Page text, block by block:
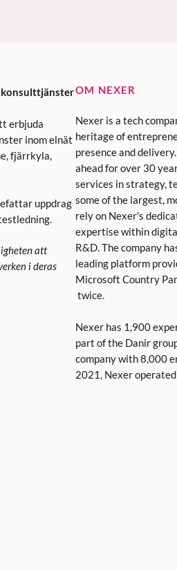
konsulttjänster
erbjuda
inom elnät
fjärrkyla,
uppdrag
att
i deras
OM NEXER
Nexer is a tech
heritage of
presence and
ahead for over 30
services in strategy,
some of the largest,
rely on Nexer's
expertise within
R&D. The company
leading platform
Microsoft Country
twice.
Nexer has 1,900
part of the Danir
company with 8,000
2021, Nexer operated